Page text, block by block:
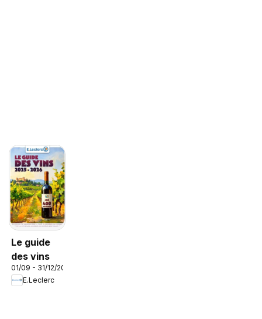
Le guide
des vins
01/09 - 31/12/2026
E.Leclerc